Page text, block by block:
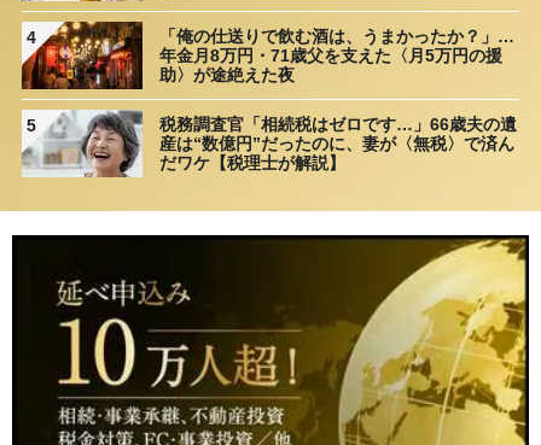
4
「俺の仕送りで飲む酒は、うまかったか？」…
年金月8万円・71歳父を支えた〈月5万円の援
助〉が途絶えた夜
5
税務調査官「相続税はゼロです…」66歳夫の遺
産は“数億円”だったのに、妻が〈無税〉で済ん
だワケ【税理士が解説】